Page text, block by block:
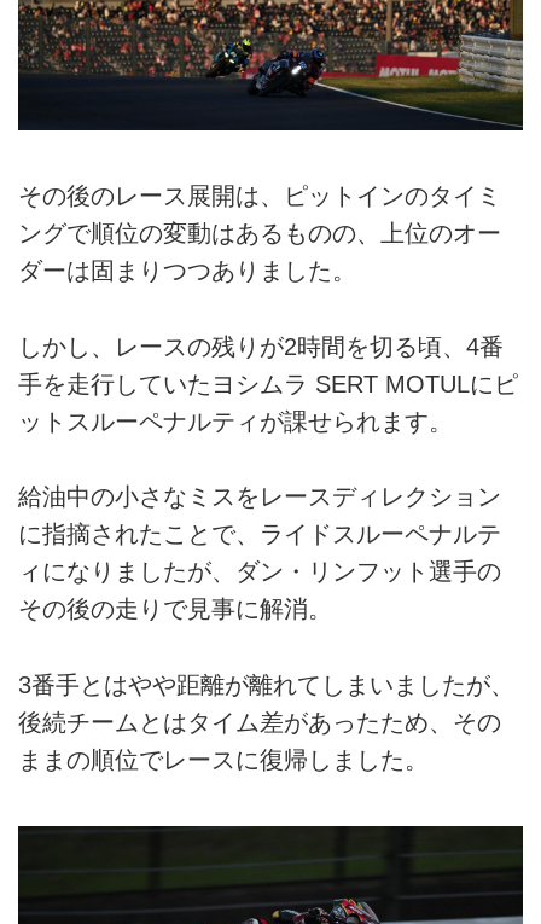
その後のレース展開は、ピットインのタイミ
ングで順位の変動はあるものの、上位のオー
ダーは固まりつつありました。
しかし、レースの残りが2時間を切る頃、4番
手を走行していたヨシムラ SERT MOTULにピ
ットスルーペナルティが課せられます。
給油中の小さなミスをレースディレクション
に指摘されたことで、ライドスルーペナルテ
ィになりましたが、ダン・リンフット選手の
その後の走りで見事に解消。
3番手とはやや距離が離れてしまいましたが、
後続チームとはタイム差があったため、その
ままの順位でレースに復帰しました。